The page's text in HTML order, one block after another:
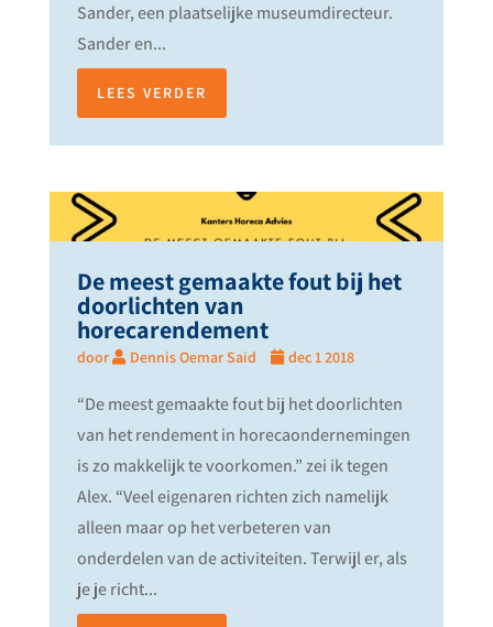
Sander, een plaatselijke museumdirecteur.
Sander en...
LEES VERDER
De meest gemaakte fout bij het
doorlichten van
horecarendement
door Dennis Oemar Said dec 1 2018
“De meest gemaakte fout bij het doorlichten
van het rendement in horecaondernemingen
is zo makkelijk te voorkomen.” zei ik tegen
Alex. “Veel eigenaren richten zich namelijk
alleen maar op het verbeteren van
onderdelen van de activiteiten. Terwijl er, als
je je richt...